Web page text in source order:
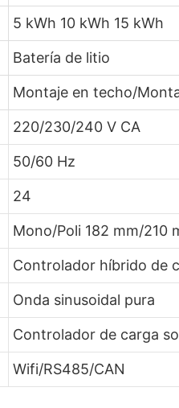
5 kWh 10 kWh 15 kWh
Batería de litio
Montaje en techo/
220/230/240 V CA
50/60 Hz
24
Mono/Poli 182 mm/210
Controlador híbrido de
Onda sinusoidal pura
Controlador de carga
Wifi/RS485/CAN